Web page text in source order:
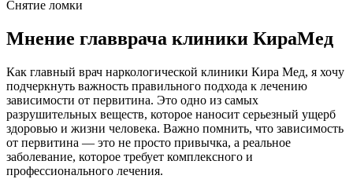
Снятие ломки
Мнение главврача клиники КираМед
Как главный врач наркологической клиники Кира Мед, я хочу
подчеркнуть важность правильного подхода к лечению
зависимости от первитина. Это одно из самых
разрушительных веществ, которое наносит серьезный ущерб
здоровью и жизни человека. Важно помнить, что зависимость
от первитина — это не просто привычка, а реальное
заболевание, которое требует комплексного и
профессионального лечения.